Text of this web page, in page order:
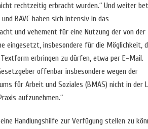
rechtzeitig erbracht wurden.“ Und weiter
und BAVC haben sich intensiv in das
und vehement für eine Nutzung der von der
eingesetzt, insbesondere für die Möglichkeit,
erbringen zu dürfen, etwa per E-Mail.
offenbar insbesondere wegen der
für Arbeit und Soziales (BMAS) nicht in der
aufzunehmen.“
Handlungshilfe zur Verfügung stellen zu